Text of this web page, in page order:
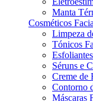
Manta
Cosméticos
Limpeza
Tónicos
Séruns e
Creme de
Contorno
Máscaras